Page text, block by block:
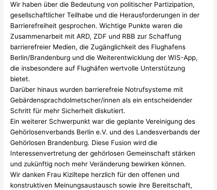
Wir haben über die Bedeutung von politischer Partizipation,
gesellschaftlicher Teilhabe und die Herausforderungen in der
Barrierefreiheit gesprochen. Wichtige Punkte waren die
Zusammenarbeit mit ARD, ZDF und RBB zur Schaffung
barrierefreier Medien, die Zugänglichkeit des Flughafens
Berlin/Brandenburg und die Weiterentwicklung der WIS-App,
die insbesondere auf Flughäfen wertvolle Unterstützung
bietet.
Darüber hinaus wurden barrierefreie Notrufsysteme mit
Gebärdensprachdolmetscher/innen als ein entscheidender
Schritt für mehr Sicherheit diskutiert.
Ein weiterer Schwerpunkt war die geplante Vereinigung des
Gehörlosenverbands Berlin e.V. und des Landesverbands der
Gehörlosen Brandenburg. Diese Fusion wird die
Interessenvertretung der gehörlosen Gemeinschaft stärken
und zukünftig noch mehr Veränderung bewirken können.
Wir danken Frau Kiziltepe herzlich für den offenen und
konstruktiven Meinungsaustausch sowie ihre Bereitschaft,